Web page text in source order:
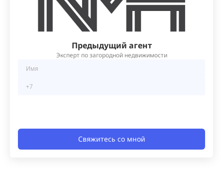
Предыдущий агент
Эксперт по загородной недвижимости
Свяжитесь со мной